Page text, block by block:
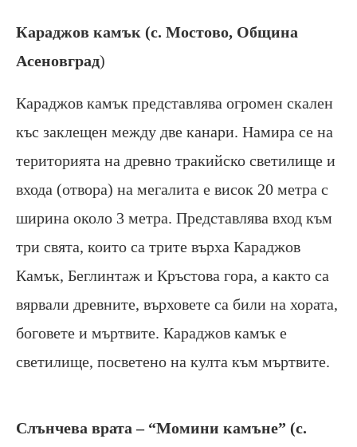
Караджов камък (с. Мостово, Община
Асеновград)
Караджов камък представлява огромен скален
къс заклещен между две канари. Намира се на
територията на древно тракийско светилище и
входа (отвора) на мегалита е висок 20 метра с
ширина около 3 метра. Представлява вход към
три свята, които са трите върха Караджов
Камък, Беглинтаж и Кръстова гора, а както са
вярвали древните, върховете са били на хората,
боговете и мъртвите. Караджов камък е
светилище, посветено на култа към мъртвите.
Слънчева врата – “Момини камъне” (с.